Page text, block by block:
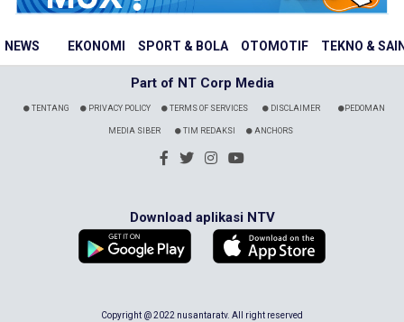
NEWS EKONOMI SPORT & BOLA OTOMOTIF TEKNO &
Part of NT Corp Media
TENTANG PRIVACY POLICY TERMS OF SERVICES DISCLAIMER PEDOMAN
MEDIA SIBER TIM REDAKSI ANCHORS
Download aplikasi NTV
Copyright @ 2022 nusantaratv. All right reserved